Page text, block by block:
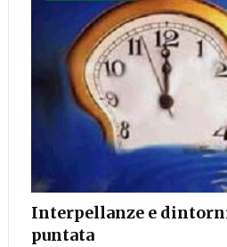
Interpellanze e
puntata